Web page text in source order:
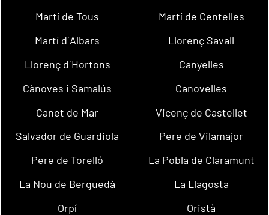
Martí de Tous
Martí de Centelles
Martí d´Albars
Llorenç Savall
Llorenç d´Hortons
Canyelles
Cànoves i Samalús
Canovelles
Canet de Mar
Vicenç de Castellet
Salvador de Guardiola
Pere de Vilamajor
Pere de Torelló
La Pobla de Claramunt
La Nou de Berguedà
La Llagosta
Orpí
Oristà